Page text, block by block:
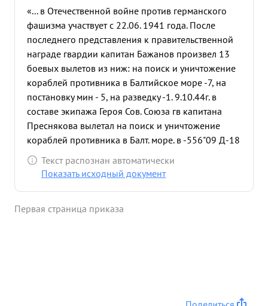
«... в Отечественной войне против германского
фашизма участвует с 22.06. 1941 года. После
последнего представления к правительственной
награде гвардии капитан Бажанов произвел 13
боевых вылетов из ниж: на поиск и уничтожение
кораблей противника в Балтийское море -7, на
постановку мин - 5, на разведку -1. 9.10.44г. в
составе экипажа Героя Сов. Союза гв капитана
Преснякова вылетал на поиск и уничтожение
кораблей противника в Балт. море. в -556"09 Д-18
45/ обнаружил караван противника в составе: 19
идущего в охранении 2 СКР. При При подходе к
летчику точный боевой курс. в результате прямого
Текст распознан автоматически
Показать исходный документ
Первая страница приказа